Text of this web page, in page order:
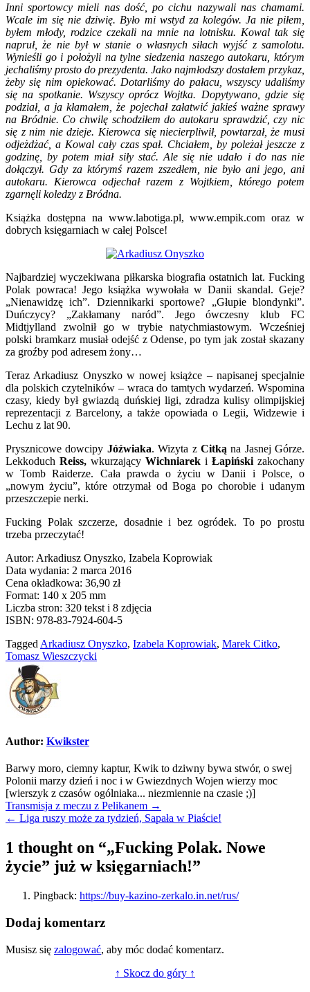
Inni sportowcy mieli nas dość, po cichu nazywali nas chamami.
Wcale im się nie dziwię. Było mi wstyd za kolegów. Ja nie piłem,
byłem młody, rodzice czekali na mnie na lotnisku. Kowal tak się
napruł, że nie był w stanie o własnych siłach wyjść z samolotu.
Wynieśli go i położyli na tylne siedzenia naszego autokaru, którym
jechaliśmy prosto do prezydenta. Jako najmłodszy dostałem przykaz,
żeby się nim opiekować. Dotarliśmy do pałacu, wszyscy udaliśmy
się na spotkanie. Wszyscy oprócz Wojtka. Dopytywano, gdzie się
podział, a ja kłamałem, że pojechał załatwić jakieś ważne sprawy
na Bródnie. Co chwilę schodziłem do autokaru sprawdzić, czy nic
się z nim nie dzieje. Kierowca się niecierpliwił, powtarzał, że musi
odjeżdżać, a Kowal cały czas spał. Chciałem, by poleżał jeszcze z
godzinę, by potem miał siły stać. Ale się nie udało i do nas nie
dołączył. Gdy za którymś razem zszedłem, nie było ani jego, ani
autokaru. Kierowca odjechał razem z Wojtkiem, którego potem
zgarnęli koledzy z Bródna.
Książka dostępna na www.labotiga.pl, www.empik.com oraz w
dobrych księgarniach w całej Polsce!
Najbardziej wyczekiwana piłkarska biografia ostatnich lat. Fucking
Polak powraca! Jego książka wywołała w Danii skandal. Geje?
„Nienawidzę ich”. Dziennikarki sportowe? „Głupie blondynki”.
Duńczycy? „Zakłamany naród”. Jego ówczesny klub FC
Midtjylland zwolnił go w trybie natychmiastowym. Wcześniej
polski bramkarz musiał odejść z Odense, po tym jak został skazany
za groźby pod adresem żony…
Teraz Arkadiusz Onyszko w nowej książce – napisanej specjalnie
dla polskich czytelników – wraca do tamtych wydarzeń. Wspomina
czasy, kiedy był gwiazdą duńskiej ligi, zdradza kulisy olimpijskiej
reprezentacji z Barcelony, a także opowiada o Legii, Widzewie i
Lechu z lat 90.
Prysznicowe dowcipy Jóźwiaka. Wizyta z Citką na Jasnej Górze.
Lekkoduch Reiss, wkurzający Wichniarek i Łapiński zakochany
w Tomb Raiderze. Cała prawda o życiu w Danii i Polsce, o
„nowym życiu”, które otrzymał od Boga po chorobie i udanym
przeszczepie nerki.
Fucking Polak szczerze, dosadnie i bez ogródek. To po prostu
trzeba przeczytać!
Autor: Arkadiusz Onyszko, Izabela Koprowiak
Data wydania: 2 marca 2016
Cena okładkowa: 36,90 zł
Format: 140 x 205 mm
Liczba stron: 320 tekst i 8 zdjęcia
ISBN: 978-83-7924-604-5
Tagged Arkadiusz Onyszko, Izabela Koprowiak, Marek Citko,
Tomasz Wieszczycki
Author: Kwikster
Barwy moro, ciemny kaptur, Kwik to dziwny bywa stwór, o swej
Polonii marzy dzień i noc i w Gwiezdnych Wojen wierzy moc
[wierszyk z czasów ogólniaka... niezmiennie na czasie ;)]
Nawigacja
wpisu
Transmisja z meczu z Pelikanem →
← Liga ruszy może za tydzień, Sapała w Piaście!
1 thought on “„Fucking Polak. Nowe
życie” już w księgarniach!”
Pingback: https://buy-kazino-zerkalo.in.net/rus/
Dodaj komentarz
Musisz się zalogować, aby móc dodać komentarz.
↑ Skocz do góry ↑